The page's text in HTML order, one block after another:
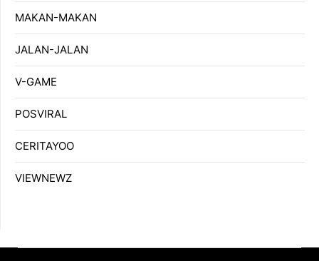
MAKAN-MAKAN
JALAN-JALAN
V-GAME
POSVIRAL
CERITAYOO
VIEWNEWZ